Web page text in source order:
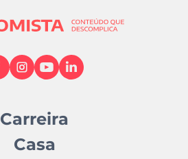
Carreira
Casa